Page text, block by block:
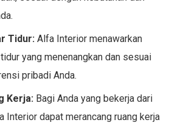
Tidur: Alfa Interior menawarkan
yang menenangkan dan sesuai
pribadi Anda.
Kerja: Bagi Anda yang bekerja dari
Interior dapat merancang ruang kerja